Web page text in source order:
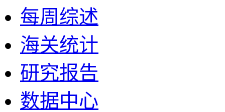
每周综述
海关统计
研究报告
数据中心